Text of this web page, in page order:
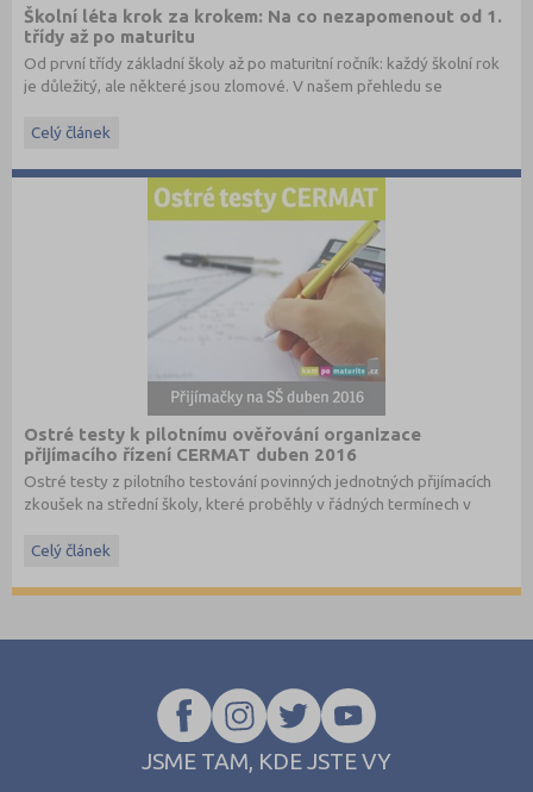
Školní léta krok za krokem: Na co nezapomenout od 1.
třídy až po maturitu
Od první třídy základní školy až po maturitní ročník: každý školní rok
je důležitý, ale některé jsou zlomové. V našem přehledu se
Celý článek
Ostré testy k pilotnímu ověřování organizace
přijímacího řízení CERMAT duben 2016
Ostré testy z pilotního testování povinných jednotných přijímacích
zkoušek na střední školy, které proběhly v řádných termínech v
Stáhněte si ostré i ilustrační testy
Celý článek
JSME TAM, KDE JSTE VY